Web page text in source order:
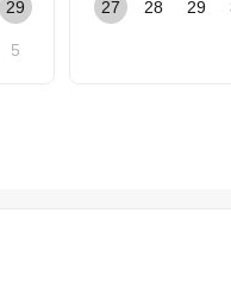
29
5
27 28 29